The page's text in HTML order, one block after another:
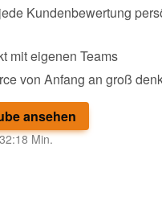
Kundenbewertung
mit eigenen Teams
von Anfang an groß
ansehen
Min.